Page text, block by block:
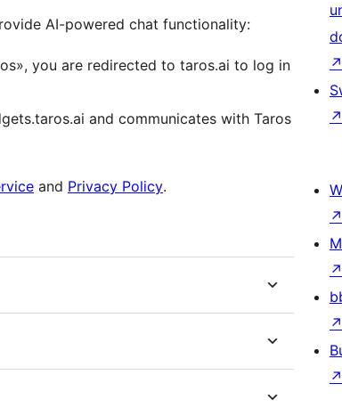
AI-powered chat functionality:
you are redirected to taros.ai to log in
and communicates with Taros
and Privacy Policy.
↗
↗
↗
↗
↗
↗